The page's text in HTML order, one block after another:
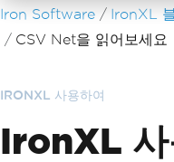
푸터 콘텐츠로 바로가기
Iron Software IronXL
CSV Net을 읽어보세요
IRONXL 사용하여
IronXL 사